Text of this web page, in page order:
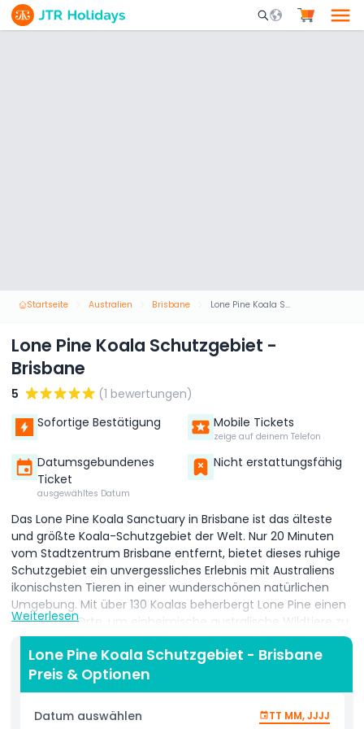
Mobile Search
Startseite Australien Brisbane Lone Pine Koala Schutzgebiet - Brisbane
Lone Pine Koala Schutzgebiet -
Brisbane
5
(1 bewertungen)
Sofortige Bestätigung
Mobile Tickets
zeige auf deinem Telefon
Datumsgebundenes
Ticket
ausgewähltes Datum
Nicht erstattungsfähig
Das Lone Pine Koala Sanctuary in Brisbane ist das älteste
und größte Koala-Schutzgebiet der Welt. Nur 20 Minuten
vom Stadtzentrum Brisbane entfernt, bietet dieses ruhige
Schutzgebiet ein unvergessliches Erlebnis mit Australiens
ikonischsten Tieren in einer wunderschönen natürlichen
Umgebung. Mit über 130 Koalas beherbergt Lone Pine einen
der besten Orte, um einheimische australische Wildtiere zu
sehen und zu erleben. Besucher können einen Koala halten
und ein unvergessliches Foto machen, Kängurus in einer
offenen Grasfläche mit der Hand füttern und Tiere wie
Wombats, Emus, Dingos und Tasmanische Teufel aus
nächster Nähe erleben. Außerdem gibt es spannende
tägliche Shows wie die Freiflug-Raptoren-Show und die
Weiterlesen
Lone Pine Koala Schutzgebiet - Brisbane
Preis & Optionen
Datum auswählen TT MM, JJJJ